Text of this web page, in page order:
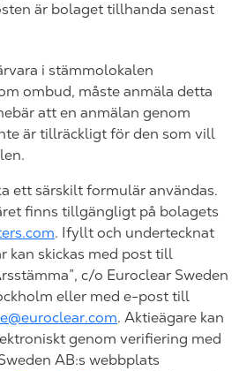
är bolaget tillhanda senast
i stämmolokalen
ombud, måste anmäla detta
att en anmälan genom
är tillräckligt för den som vill
ett särskilt formulär användas.
finns tillgängligt på bolagets
. Ifyllt och undertecknat
kan skickas med post till
”, c/o Euroclear Sweden
eller med e-post till
. Aktieägare kan
genom verifiering med
AB:s webbplats